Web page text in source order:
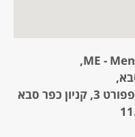
כתובת: שר"פ פלוס כפר סבא, רפפורט 3, קניון כפר סבא